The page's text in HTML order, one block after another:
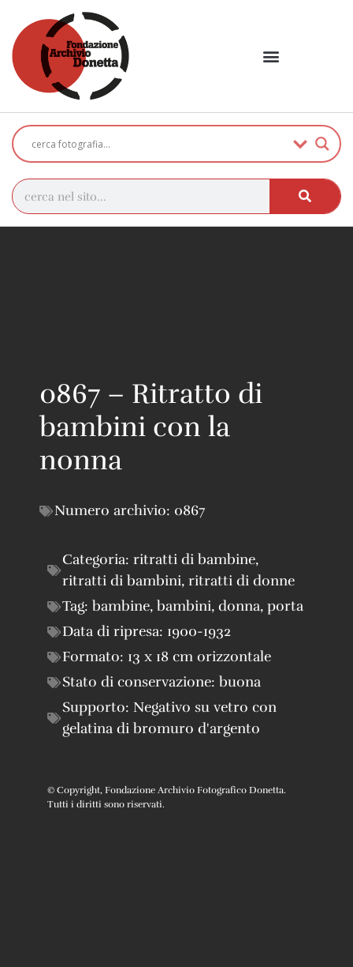
0867 – Ritratto di
bambini con la
nonna
Numero archivio: 0867
Categoria: ritratti di bambine,
ritratti di bambini, ritratti di donne
Tag: bambine, bambini, donna, porta
Data di ripresa: 1900-1932
Formato: 13 x 18 cm orizzontale
Stato di conservazione: buona
Supporto: Negativo su vetro con
gelatina di bromuro d'argento
© Copyright, Fondazione Archivio Fotografico Donetta.
Tutti i diritti sono riservati.